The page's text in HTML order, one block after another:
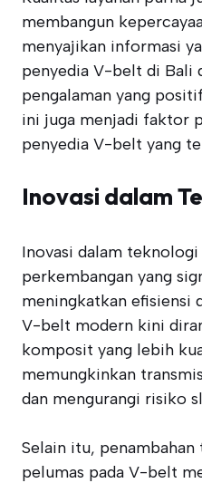
membangun
menyajikan informasi
penyedia V-belt di Bali
pengalaman yang
ini juga menjadi faktor
penyedia V-belt yang
Inovasi dalam
Inovasi dalam
perkembangan yang
meningkatkan efisiensi
V-belt modern kini
komposit yang lebih
memungkinkan
dan mengurangi risiko
Selain itu,
pelumas pada V-belt